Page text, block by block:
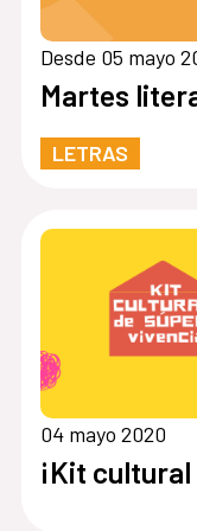
Desde 05 mayo
Martes
LETRAS
04 mayo 2020
¡Kit